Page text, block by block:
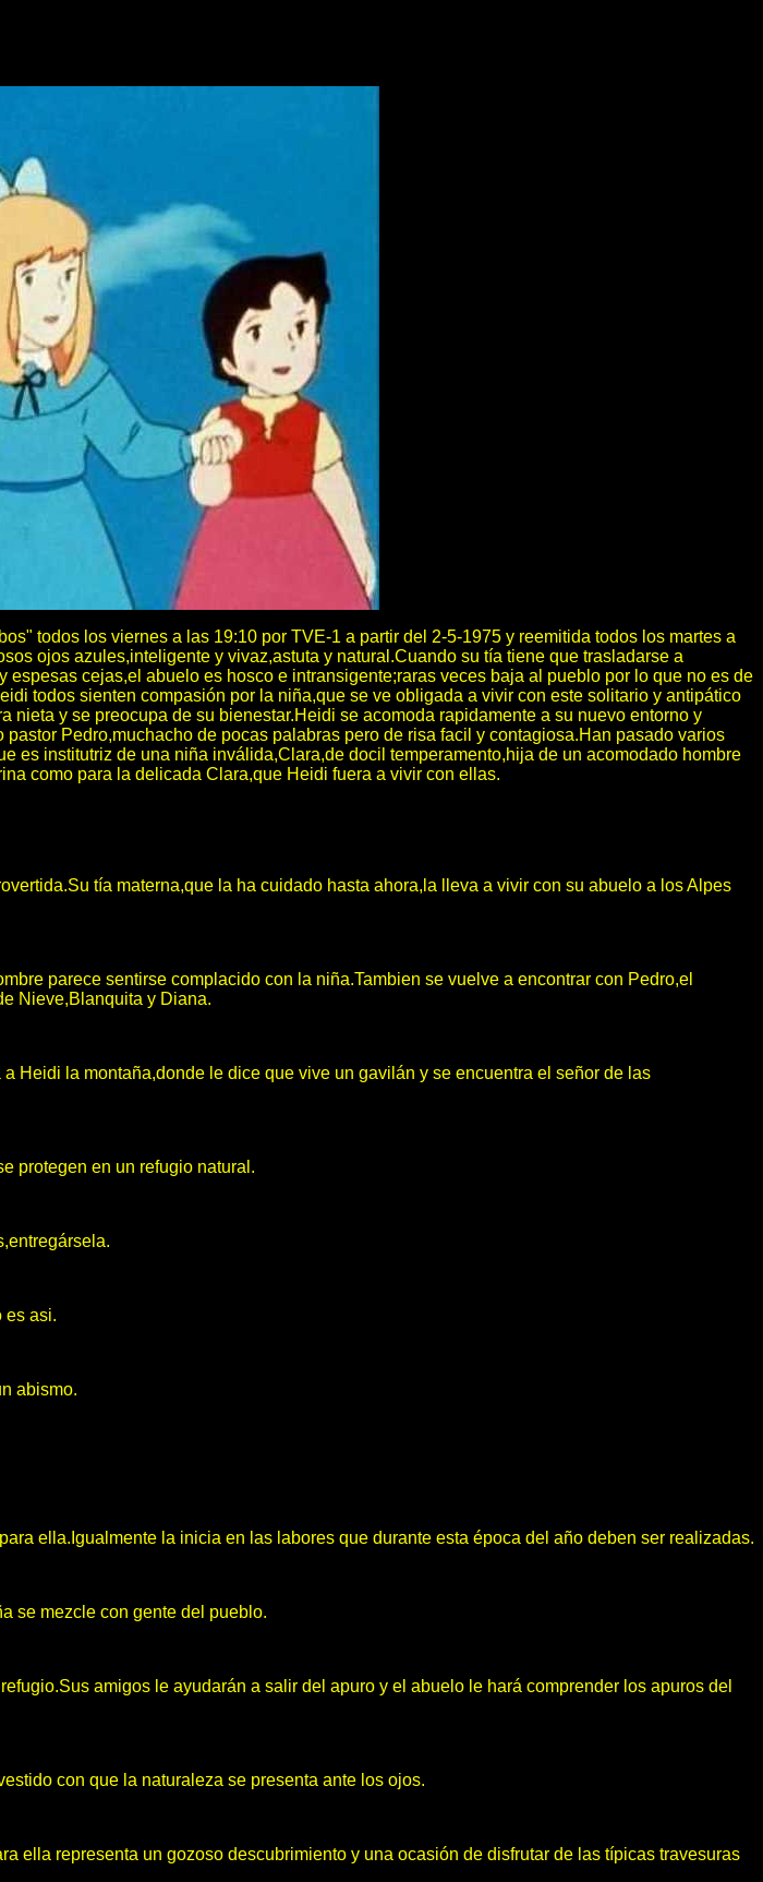
todos los viernes a las 19:10 por TVE-1 a partir del 2-5-1975 y reemitida todos los martes a
ojos azules,inteligente y vivaz,astuta y natural.Cuando su tía tiene que trasladarse a
cejas,el abuelo es hosco e intransigente;raras veces baja al pueblo por lo que no es de
todos sienten compasión por la niña,que se ve obligada a vivir con este solitario y antipático
y se preocupa de su bienestar.Heidi se acomoda rapidamente a su nuevo entorno y
Pedro,muchacho de pocas palabras pero de risa facil y contagiosa.Han pasado varios
es institutriz de una niña inválida,Clara,de docil temperamento,hija de un acomodado hombre
como para la delicada Clara,que Heidi fuera a vivir con ellas.
tía materna,que la ha cuidado hasta ahora,la lleva a vivir con su abuelo a los Alpes
parece sentirse complacido con la niña.Tambien se vuelve a encontrar con Pedro,el
Nieve,Blanquita y Diana.
Heidi la montaña,donde le dice que vive un gavilán y se encuentra el señor de las
protegen en un refugio natural.
es asi.
abismo.
ella.Igualmente la inicia en las labores que durante esta época del año deben ser realizadas.
se mezcle con gente del pueblo.
amigos le ayudarán a salir del apuro y el abuelo le hará comprender los apuros del
con que la naturaleza se presenta ante los ojos.
ella representa un gozoso descubrimiento y una ocasión de disfrutar de las típicas travesuras